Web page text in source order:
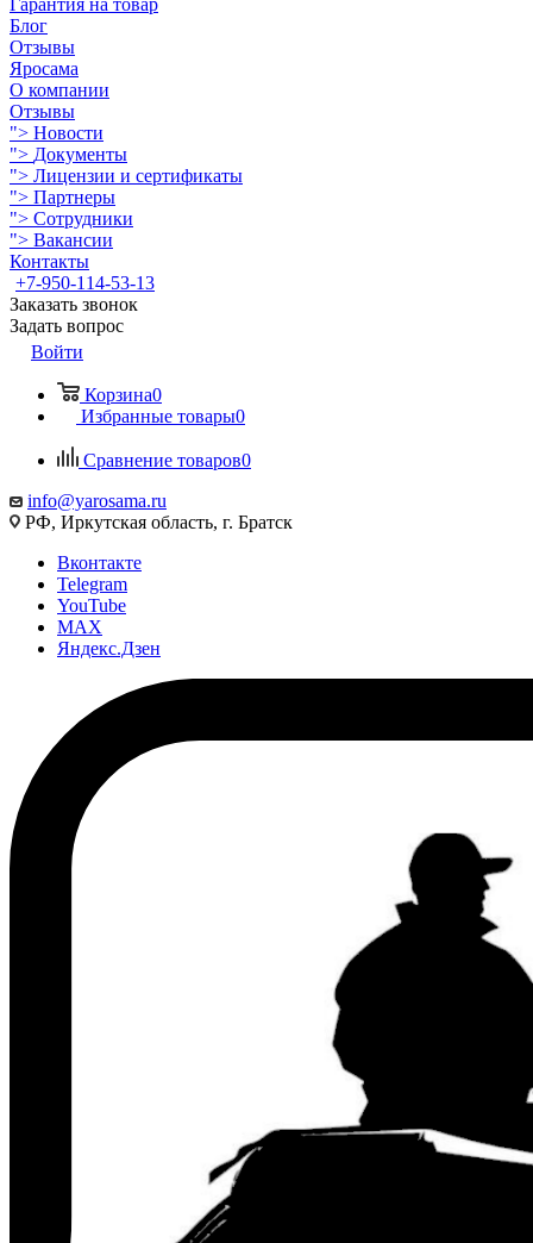
Гарантия на товар
Блог
Отзывы
Яросама
О компании
Отзывы
"> Новости
"> Документы
"> Лицензии и сертификаты
"> Партнеры
"> Сотрудники
"> Вакансии
Контакты
+7-950-114-53-13
Заказать звонок
Задать вопрос
Войти
Корзина0
Избранные товары0
Сравнение товаров0
info@yarosama.ru
РФ, Иркутская область, г. Братск
Вконтакте
Telegram
YouTube
MAX
Яндекс.Дзен